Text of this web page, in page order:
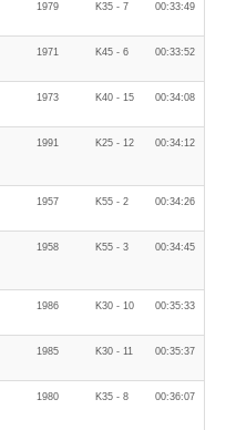
1979 K35 - 7 00:33:49
1971 K45 - 6 00:33:52
1973 K40 - 15 00:34:08
1991 K25 - 12 00:34:12
1957 K55 - 2 00:34:26
1958 K55 - 3 00:34:45
1986 K30 - 10 00:35:33
1985 K30 - 11 00:35:37
1980 K35 - 8 00:36:07